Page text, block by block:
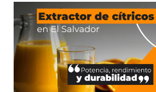
Extractor
de
Cítricos
Skymsen
EX